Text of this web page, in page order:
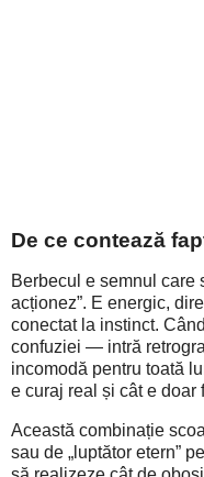
De ce contează
Berbecul e semnul care
acționez”. E energic,
conectat la instinct.
confuziei — intră
incomodă pentru toată
e curaj real și cât e
Această combinație
sau de „luptător etern”